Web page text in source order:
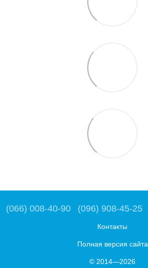
(066) 008-40-90 (096) 908-45-25
Контакты
Полная версия сайта
© 2014—2026